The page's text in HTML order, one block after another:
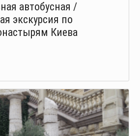
автобусная /
экскурсия по
Киева